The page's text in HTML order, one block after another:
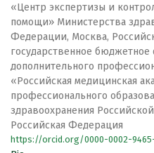
«Центр экспертизы и
помощи» Министерства
Федерации, Москва,
государственное
дополнительного
«Российская медицинская
профессионального
здравоохранения
Российская Федерация
https://orcid.org/0000-0002-9465-